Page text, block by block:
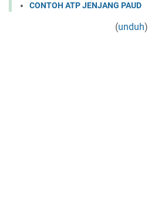
CONTOH ATP JENJANG PAUD
(unduh)